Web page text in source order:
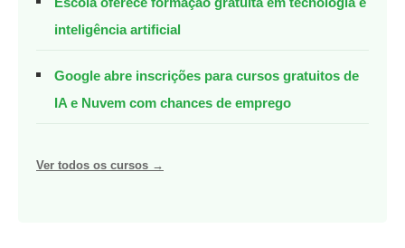
inteligência artificial
Google abre inscrições para cursos gratuitos de
IA e Nuvem com chances de emprego
Ver todos os cursos →